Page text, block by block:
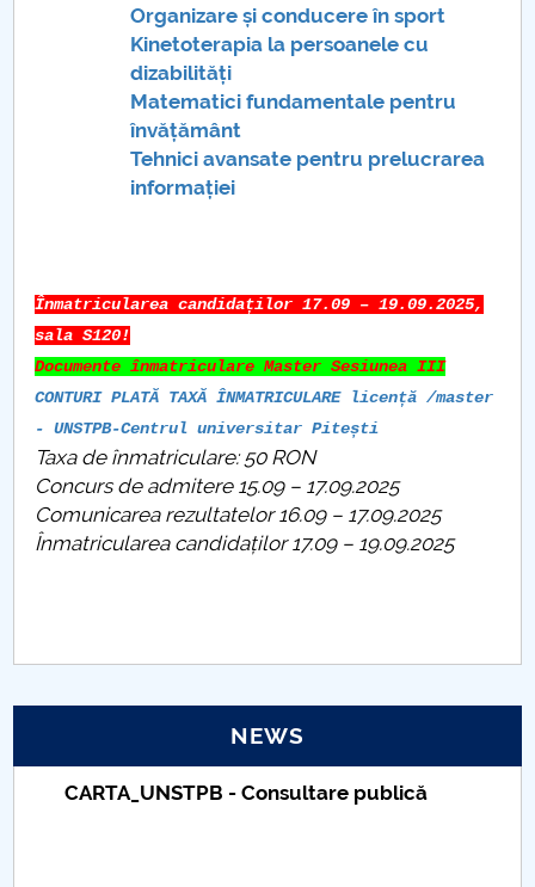
Personal data protection
UPIT for the community
IOSUD/CSUD – PhD studies
Accesibilitate pentru studenții cu dizabilități
Raportul Conducerii Centrului Universitar Pitești
privind implementarea Planului Operațional 2020-
2024
Parteneri CUP
Centrul de Consiliere și Orientare în Carieră
Concursul de admitere la programele de studii
Organizare și conducere în sport
Kinetoterapia la persoanele cu
dizabilități
Matematici fundamentale pentru
învățământ
Tehnici avansate pentru prelucrarea
informației
Înmatricularea candidaților 17.09 – 19.09.2025,
sala S120!
Documente înmatriculare Master Sesiunea III
CONTURI PLATĂ TAXĂ ÎNMATRICULARE licență /master
- UNSTPB-Centrul universitar Pitești
Taxa de înmatriculare: 50 RON
Concurs de admitere 15.09 – 17.09.2025
Comunicarea rezultatelor 16.09 – 17.09.2025
Înmatricularea candidaților 17.09 – 19.09.2025
NEWS
Taxe de școlarizare indexate – Centrul